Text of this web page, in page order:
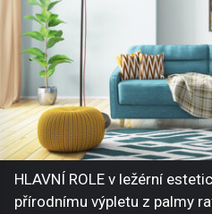
HLAVNÍ ROLE v ležérní
přírodnímu výpletu z palmy